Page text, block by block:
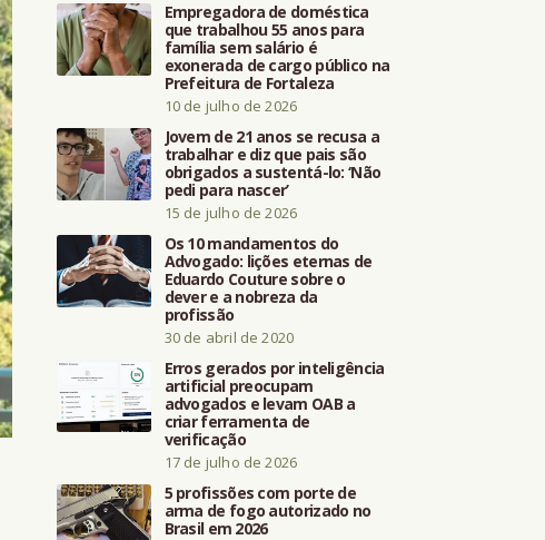
Empregadora de doméstica
que trabalhou 55 anos para
família sem salário é
exonerada de cargo público na
Prefeitura de Fortaleza
10 de julho de 2026
Jovem de 21 anos se recusa a
trabalhar e diz que pais são
obrigados a sustentá-lo: ‘Não
pedi para nascer’
15 de julho de 2026
Os 10 mandamentos do
Advogado: lições eternas de
Eduardo Couture sobre o
dever e a nobreza da
profissão
30 de abril de 2020
Erros gerados por inteligência
artificial preocupam
advogados e levam OAB a
criar ferramenta de
verificação
17 de julho de 2026
5 profissões com porte de
arma de fogo autorizado no
Brasil em 2026